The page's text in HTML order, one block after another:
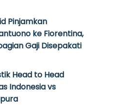
Pinjamkan
ke Fiorentina,
Gaji Disepakati
Head to Head
Indonesia vs